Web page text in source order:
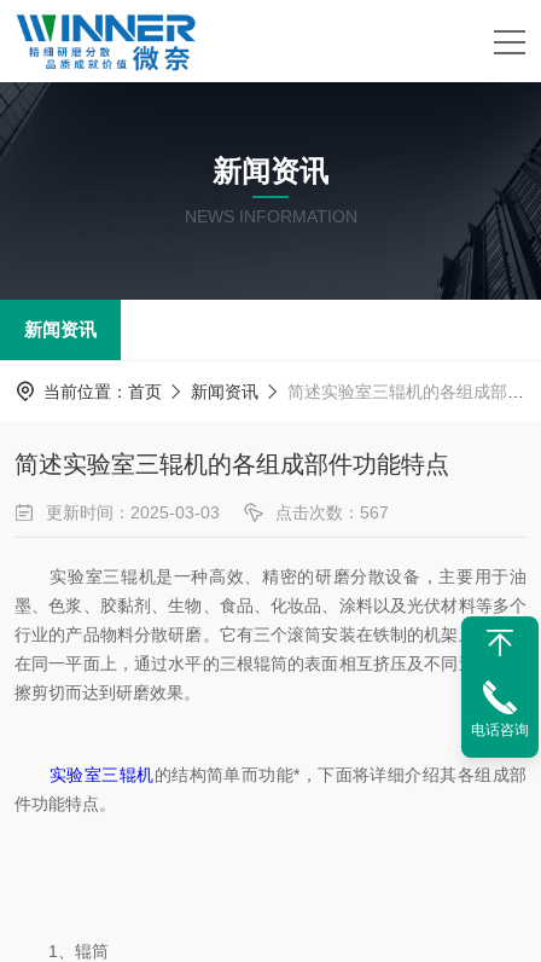
新闻资讯
NEWS INFORMATION
新闻资讯
当前位置： 首页 新闻资讯 简述实验室三辊机的各组成部件功能特点
简述实验室三辊机的各组成部件功能特点
更新时间：2025-03-03 点击次数：567
实验室三辊机是一种高效、精密的研磨分散设备，主要用于油
墨、色浆、胶黏剂、生物、食品、化妆品、涂料以及光伏材料等多个
行业的产品物料分散研磨。它有三个滚筒安装在铁制的机架上，中心
在同一平面上，通过水平的三根辊筒的表面相互挤压及不同速度的摩
擦剪切而达到研磨效果。
实验室三辊机的结构简单而功能*，下面将详细介绍其各组成部
件功能特点。
1、辊筒
电话咨询